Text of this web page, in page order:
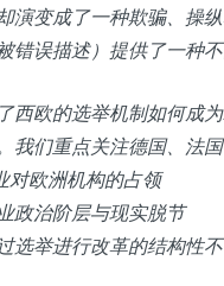
演变成了一种欺骗、操
错误描述）提供了一种
西欧的选举机制如何成
我们重点关注德国、法
欧洲机构的占领
治阶层与现实脱节
举进行改革的结构性不